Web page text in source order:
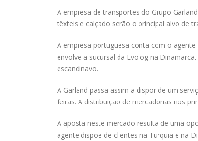
A empresa de transportes do Grupo
têxteis e calçado serão o principal alvo de
A empresa portuguesa conta com o
envolve a sucursal da Evolog na
escandinavo.
A Garland passa assim a dispor de um
feiras. A distribuição de mercadorias nos
A aposta neste mercado resulta de uma
agente dispõe de clientes na Turquia e na